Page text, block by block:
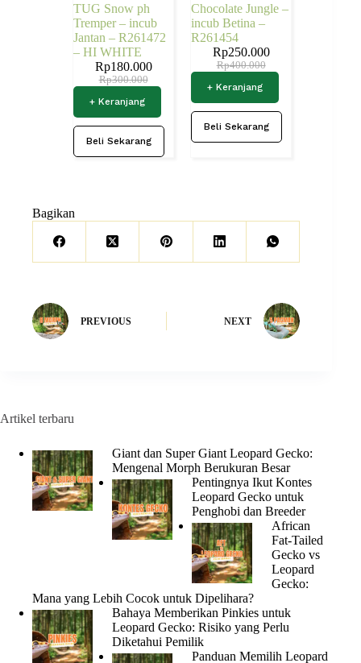
TUG Snow ph
Tremper – incub
Jantan – R261472
– HI WHITE
Rp300.000
Rp180.000
+ Keranjang
Beli Sekarang
Chocolate Jungle –
incub Betina –
R261454
Rp400.000
Rp250.000
+ Keranjang
Beli Sekarang
Bagikan
PREVIOUS NEXT
Artikel terbaru
Giant dan Super Giant Leopard Gecko:
Mengenal Morph Berukuran Besar
Pentingnya Ikut Kontes
Leopard Gecko untuk
Penghobi dan Breeder
African
Fat-Tailed
Gecko vs
Leopard
Gecko:
Mana yang Lebih Cocok untuk Dipelihara?
Bahaya Memberikan Pinkies untuk
Leopard Gecko: Risiko yang Perlu
Diketahui Pemilik
Panduan Memilih Leopard